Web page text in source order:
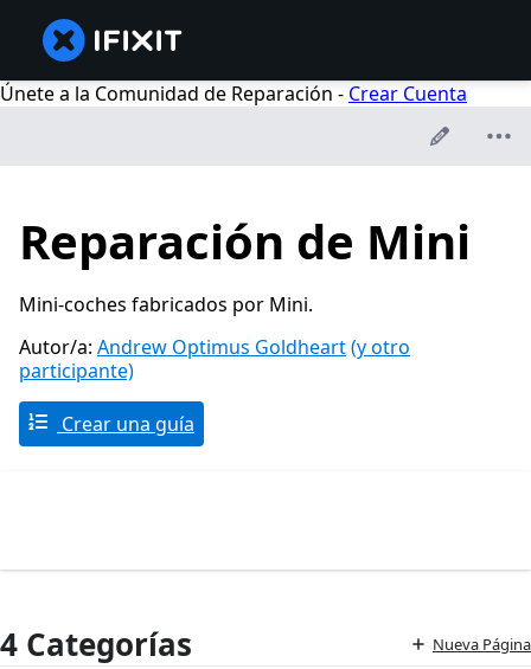
Únete a la Comunidad de Reparación - Crear Cuenta
Reparación de Mini
Mini-coches fabricados por Mini.
Autor/a: Andrew Optimus Goldheart(y otro
participante)
Crear una guía
4 Categorías Nueva Página